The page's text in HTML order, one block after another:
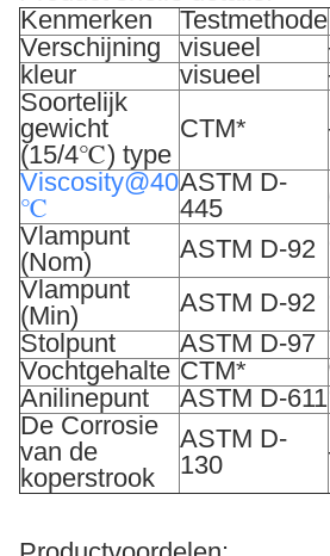
Kenmerken
Testmethode
Verschijning
visueel
kleur
visueel
Soortelijk
gewicht
(15/4℃) type
CTM*
Viscosity@40
℃
ASTM D-
445
Vlampunt
(Nom)
ASTM D-92
Vlampunt
(Min)
ASTM D-92
Stolpunt
ASTM D-97
Vochtgehalte CTM*
Anilinepunt
ASTM D-611
De Corrosie
van de
koperstrook
ASTM D-
130